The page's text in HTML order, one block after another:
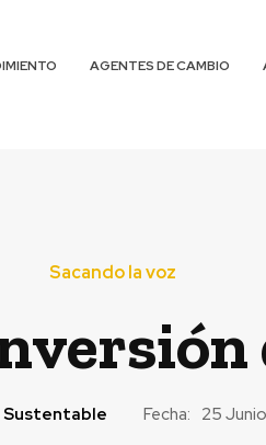
AGENTES DE CAMBIO
Sacando la voz
Sustentable Fecha: 25